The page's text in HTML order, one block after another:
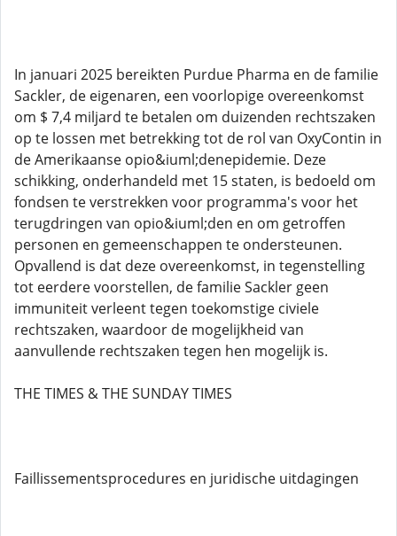
In januari 2025 bereikten Purdue Pharma en de familie
Sackler, de eigenaren, een voorlopige overeenkomst
om $ 7,4 miljard te betalen om duizenden rechtszaken
op te lossen met betrekking tot de rol van OxyContin in
de Amerikaanse opio&iuml;denepidemie. Deze
schikking, onderhandeld met 15 staten, is bedoeld om
fondsen te verstrekken voor programma's voor het
terugdringen van opio&iuml;den en om getroffen
personen en gemeenschappen te ondersteunen.
Opvallend is dat deze overeenkomst, in tegenstelling
tot eerdere voorstellen, de familie Sackler geen
immuniteit verleent tegen toekomstige civiele
rechtszaken, waardoor de mogelijkheid van
aanvullende rechtszaken tegen hen mogelijk is.
THE TIMES & THE SUNDAY TIMES
Faillissementsprocedures en juridische uitdagingen